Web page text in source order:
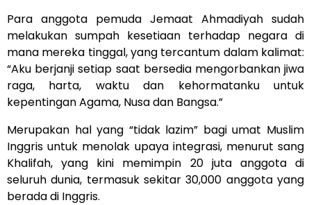
Para anggota pemuda Jemaat Ahmadiyah sudah
melakukan sumpah kesetiaan terhadap negara di
mana mereka tinggal, yang tercantum dalam kalimat:
“Aku berjanji setiap saat bersedia mengorbankan jiwa
raga, harta, waktu dan kehormatanku untuk
kepentingan Agama, Nusa dan Bangsa.”
Merupakan hal yang “tidak lazim” bagi umat Muslim
Inggris untuk menolak upaya integrasi, menurut sang
Khalifah, yang kini memimpin 20 juta anggota di
seluruh dunia, termasuk sekitar 30,000 anggota yang
berada di Inggris.